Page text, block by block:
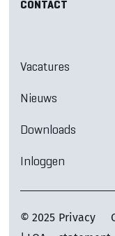
CONTACT
Vacatures
Nieuws
Downloads
Inloggen
© 2025 Privacy